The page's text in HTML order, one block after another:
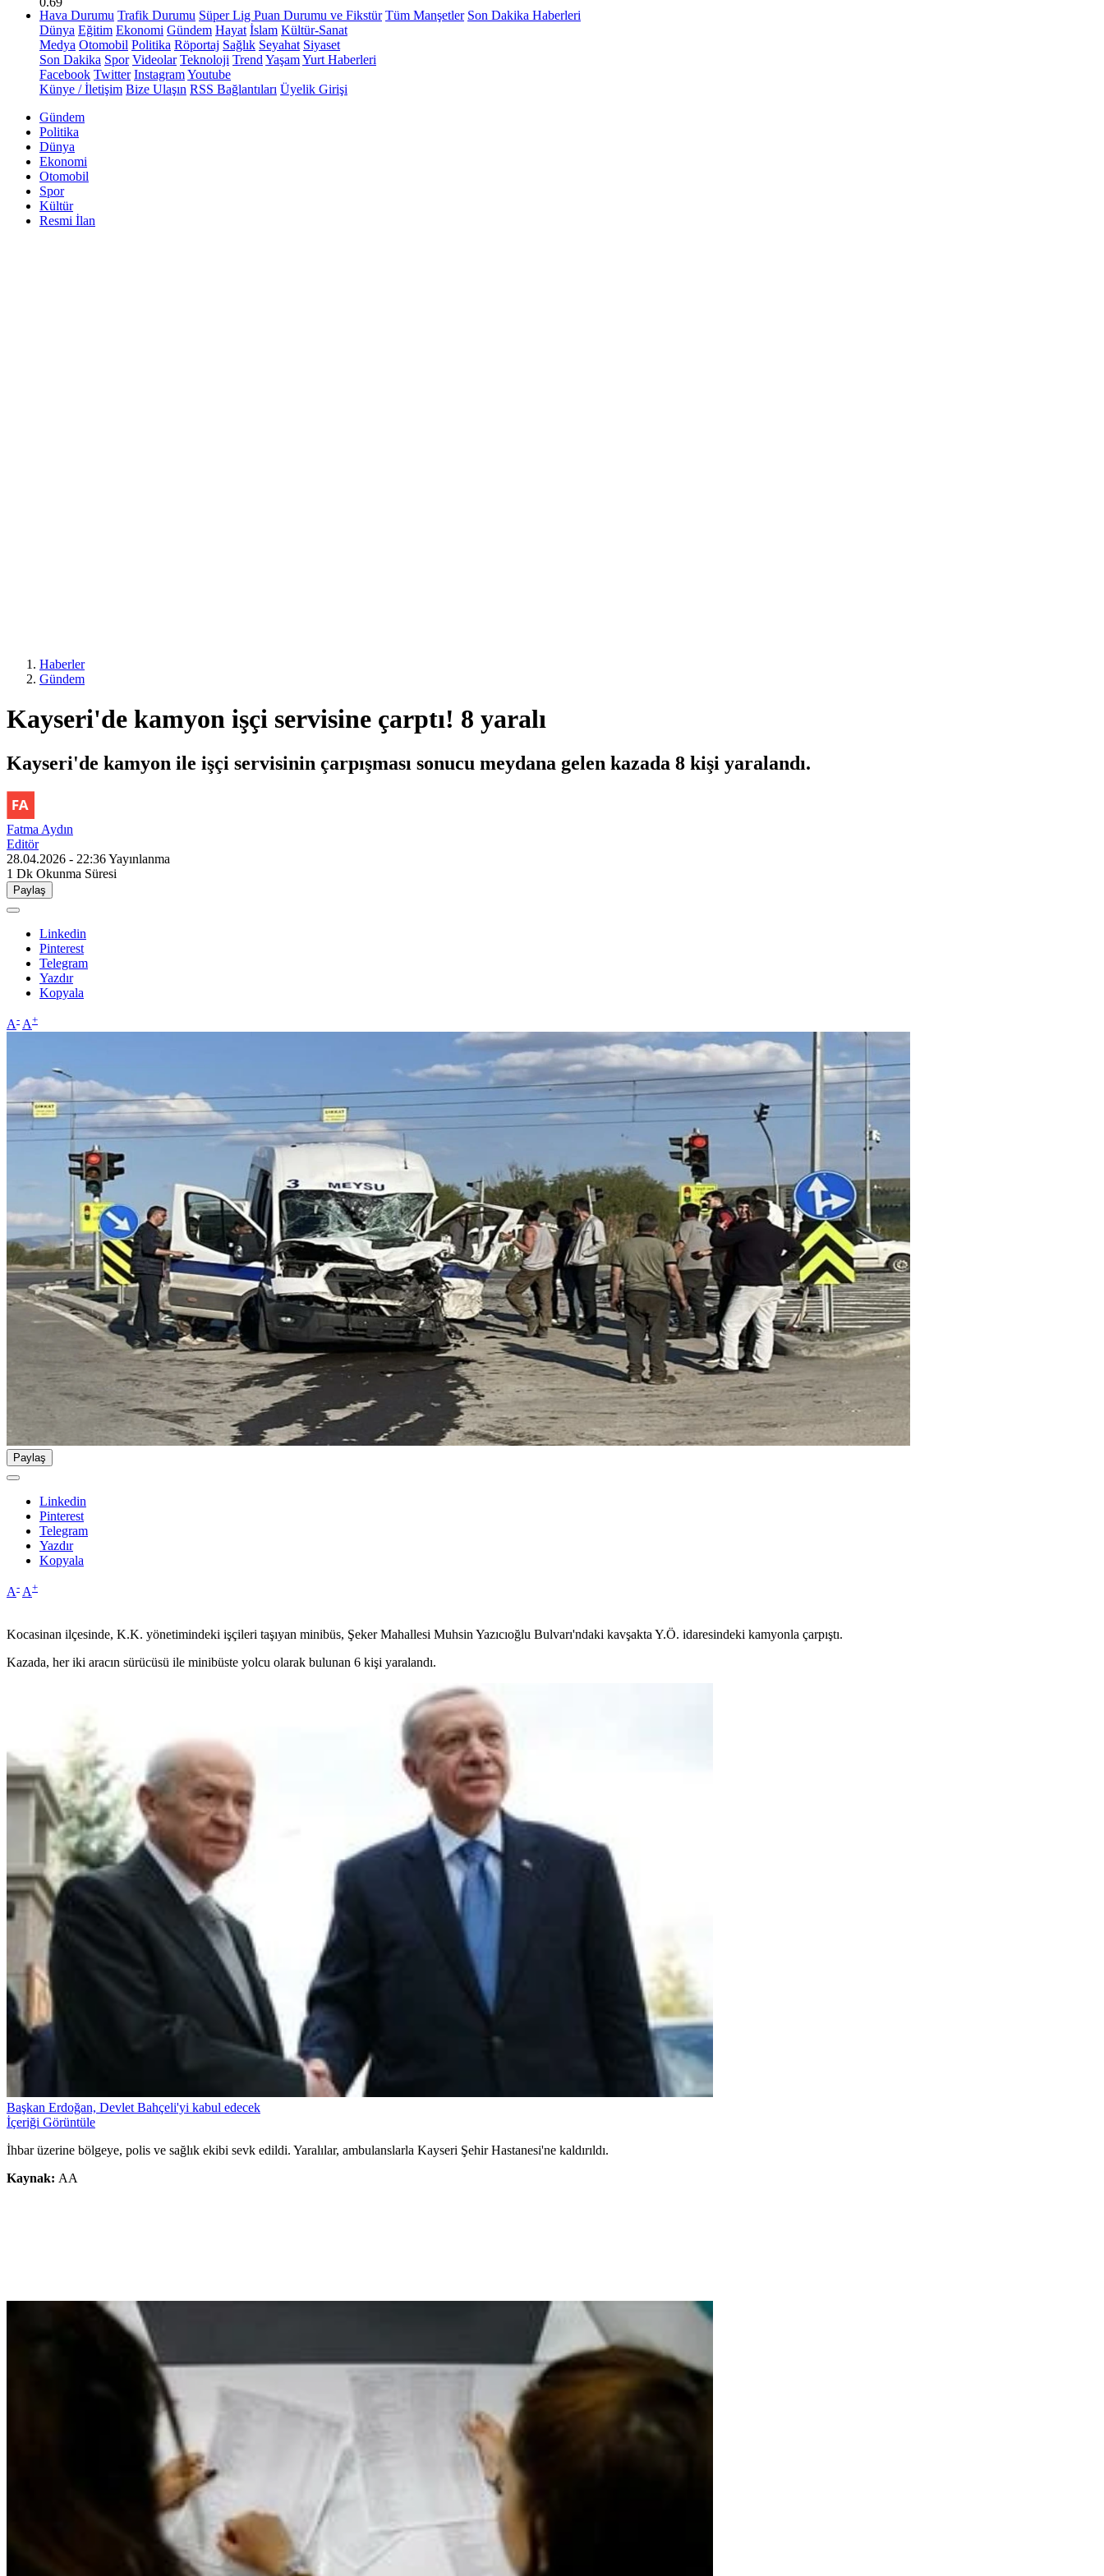
Hava Durumu Trafik Durumu Süper Lig Puan Durumu ve Fikstür Tüm Manşetler Son Dakika Haberleri
Dünya Eğitim Ekonomi Gündem Hayat İslam Kültür-Sanat
Medya Otomobil Politika Röportaj Sağlık Seyahat Siyaset
Son Dakika Spor Videolar Teknoloji Trend YaşamYurt Haberleri
Facebook Twitter InstagramYoutube
Künye / İletişim Bize Ulaşın RSS Bağlantıları Üyelik Girişi
Gündem
Politika
Dünya
Ekonomi
Otomobil
Spor
Kültür
Resmi İlan
Haberler
Gündem
Kayseri'de kamyon işçi servisine çarptı! 8 yaralı
Kayseri'de kamyon ile işçi servisinin çarpışması sonucu meydana gelen kazada 8 kişi yaralandı.
Fatma Aydın
Editör
28.04.2026 - 22:36Yayınlanma
1 Dk Okunma Süresi
Paylaş
Linkedin
Pinterest
Telegram
Yazdır
Kopyala
A- A+
Paylaş
Linkedin
Pinterest
Telegram
Yazdır
Kopyala
A- A+
Kocasinan ilçesinde, K.K. yönetimindeki işçileri taşıyan minibüs, Şeker Mahallesi Muhsin Yazıcıoğlu Bulvarı'ndaki kavşakta Y.Ö. idaresindeki kamyonla çarpıştı.
Kazada, her iki aracın sürücüsü ile minibüste yolcu olarak bulunan 6 kişi yaralandı.
Başkan Erdoğan, Devlet Bahçeli'yi kabul edecek
İçeriği Görüntüle
İhbar üzerine bölgeye, polis ve sağlık ekibi sevk edildi. Yaralılar, ambulanslarla Kayseri Şehir Hastanesi'ne kaldırıldı.
Kaynak: AA